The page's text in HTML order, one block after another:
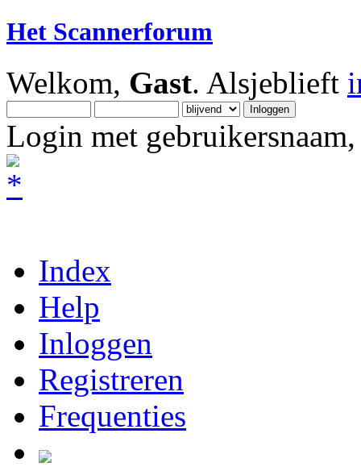
Het Scannerforum
Welkom, Gast. Alsjeblieft
Login met
Index
Help
Inloggen
Registreren
Frequenties